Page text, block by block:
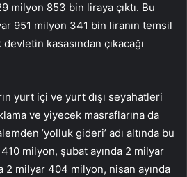
milyon 853 bin liraya çıktı. Bu
951 milyon 341 bin liranın temsil
kasasından çıkacağı
yurt içi ve yurt dışı seyahatleri
ve yiyecek masraflarına da
’yolluk gideri’ adı altında bu
410 milyon, şubat ayında 2 milyar
2 milyar 404 milyon, nisan ayında